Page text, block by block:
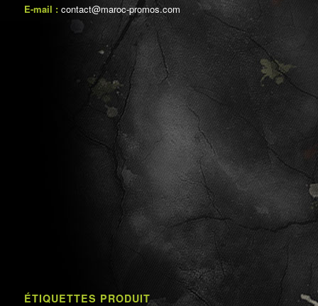
E-mail : contact@maroc-promos.com
ÉTIQUETTES PRODUIT